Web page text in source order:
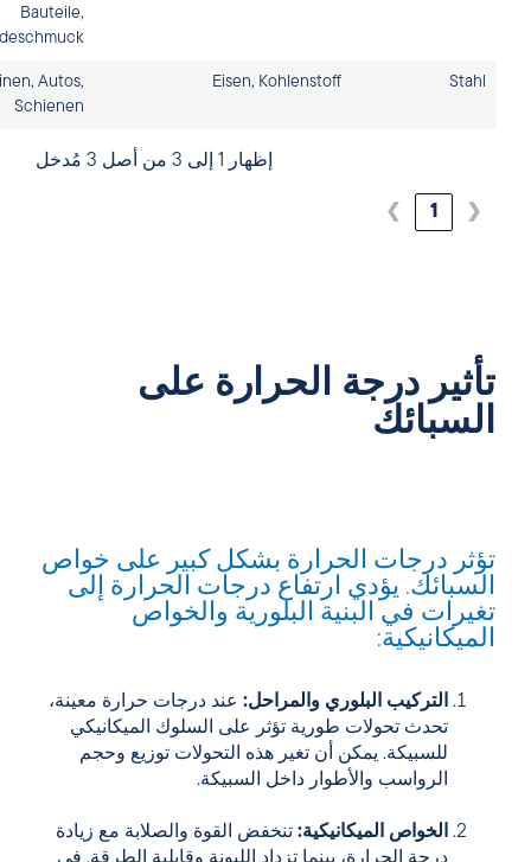
Bauteile,
Stahl
Eisen, Kohlenstoff
Autos,
Schienen
إظهار 1 إلى 3 من أصل 3 مُدخل
❮
1
❯
تأثير درجة الحرارة على
السبائك
تؤثر درجات الحرارة بشكل كبير على خواص
السبائك. يؤدي ارتفاع درجات الحرارة إلى
تغيرات في البنية البلورية والخواص
الميكانيكية:
التركيب البلوري والمراحل: عند درجات حرارة معينة،
تحدث تحولات طورية تؤثر على السلوك الميكانيكي
للسبيكة. يمكن أن تغير هذه التحولات توزيع وحجم
الرواسب والأطوار داخل السبيكة.
الخواص الميكانيكية: تنخفض القوة والصلابة مع زيادة